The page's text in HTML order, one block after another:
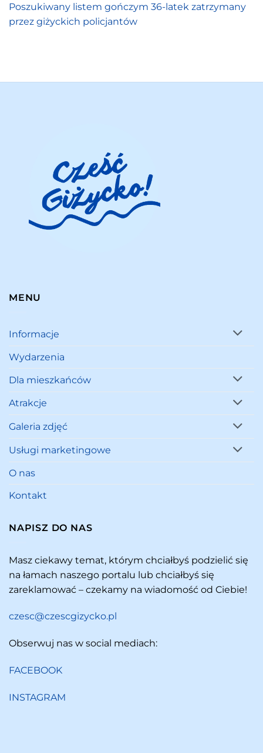
Poszukiwany listem gończym 36-latek zatrzymany
przez giżyckich policjantów
MENU
Informacje
Wydarzenia
Dla mieszkańców
Atrakcje
Galeria zdjęć
Usługi marketingowe
O nas
Kontakt
NAPISZ DO NAS
Masz ciekawy temat, którym chciałbyś podzielić się
na łamach naszego portalu lub chciałbyś się
zareklamować – czekamy na wiadomość od Ciebie!
czesc@czescgizycko.pl
Obserwuj nas w social mediach:
FACEBOOK
INSTAGRAM